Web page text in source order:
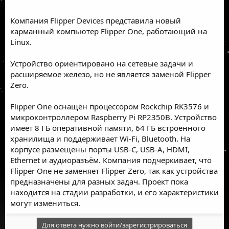
Компания Flipper Devices представила новый
карманный компьютер Flipper One, работающий на
Linux.
Устройство ориентировано на сетевые задачи и
расширяемое железо, но не является заменой Flipper
Zero.
Flipper One оснащён процессором Rockchip RK3576 и
микроконтроллером Raspberry Pi RP2350B. Устройство
имеет 8 ГБ оперативной памяти, 64 ГБ встроенного
хранилища и поддерживает Wi-Fi, Bluetooth. На
корпусе размещены порты USB-C, USB-A, HDMI,
Ethernet и аудиоразъём. Компания подчеркивает, что
Flipper One не заменяет Flipper Zero, так как устройства
предназначены для разных задач. Проект пока
находится на стадии разработки, и его характеристики
могут измениться.
Для ответа нужно войти/зарегистрироваться